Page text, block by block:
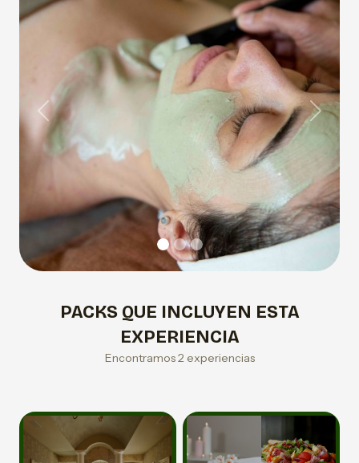
Previous Next
PACKS QUE INCLUYEN ESTA
EXPERIENCIA
Encontramos 2 experiencias